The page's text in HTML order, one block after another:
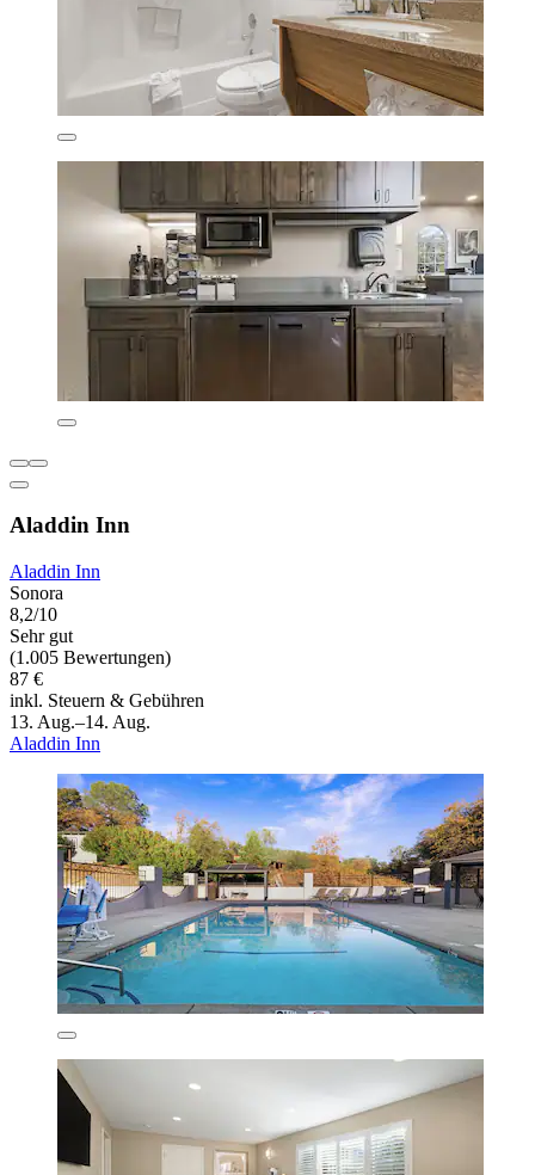
Aladdin Inn
Aladdin Inn
Sonora
8,2/10
Sehr gut
(1.005 Bewertungen)
87 €
inkl. Steuern & Gebühren
13. Aug.–14. Aug.
Aladdin Inn